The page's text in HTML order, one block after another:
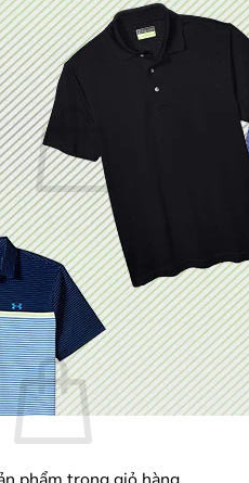
phẩm trong giỏ hàng.
trở lại cửa hàng
Giỏ hàng